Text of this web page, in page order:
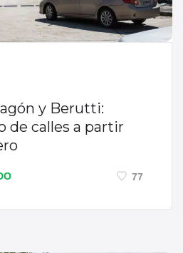
y Berutti:
de calles a partir
77